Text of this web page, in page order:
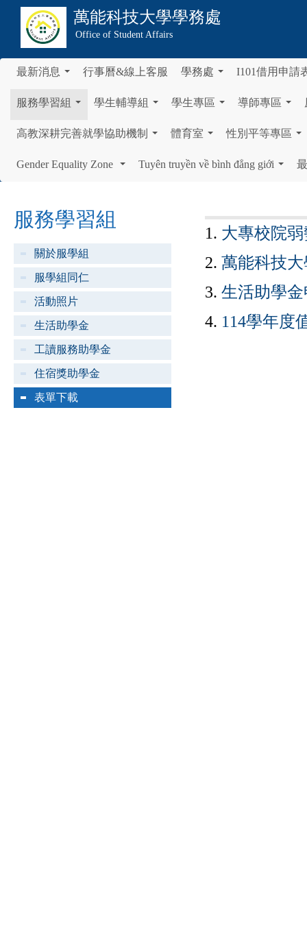
萬能科技大學學務處
Office of Student Affairs
最新消息 行事曆&線上客服 學務處 I101借用申請
服務學習組 學生輔導組 學生專區 導師專區
高教深耕完善就學協助機制 體育室 性別平等專區
Gender Equality Zone
Tuyên truyền về bình đẳng giới
服務學習組
關於服學組
服學組同仁
活動照片
生活助學金
工讀服務助學金
住宿獎助學金
表單下載
1. 大專校院
2. 萬能科技
3. 生活助學
4. 114學年度